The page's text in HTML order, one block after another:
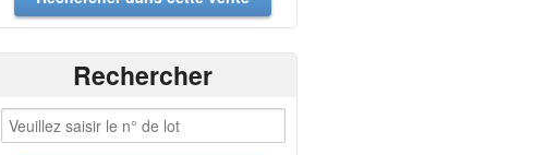
Rechercher